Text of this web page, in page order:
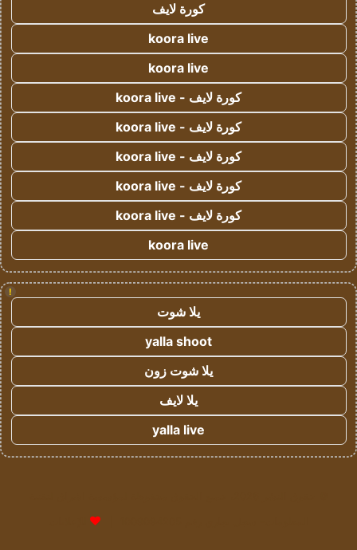
كورة لايف
koora live
koora live
كورة لايف - koora live
كورة لايف - koora live
كورة لايف - koora live
كورة لايف - koora live
كورة لايف - koora live
koora live
!
يلا شوت
yalla shoot
يلا شوت زون
يلا لايف
yalla live